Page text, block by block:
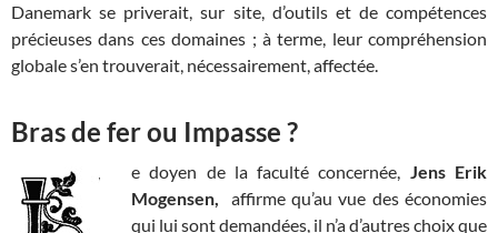
Danemark se priverait, sur site, d’outils et de compétences
précieuses dans ces domaines ; à terme, leur compréhension
globale s’en trouverait, nécessairement, affectée.
Bras de fer ou Impasse ?
e doyen de la faculté concernée, Jens Erik
Mogensen, affirme qu’au vue des économies
qui lui sont demandées, il n’a d’autres choix que